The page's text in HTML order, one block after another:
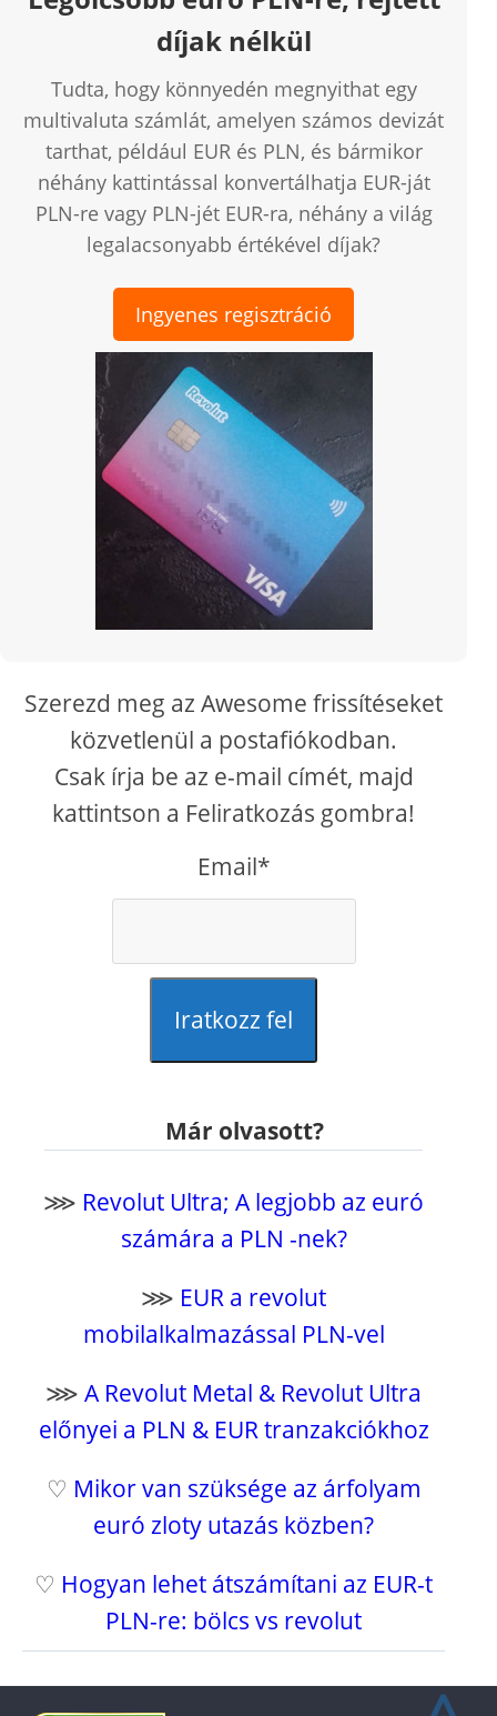
díjak nélkül
Tudta, hogy könnyedén megnyithat egy
multivaluta számlát, amelyen számos devizát
tarthat, például EUR és PLN, és bármikor
néhány kattintással konvertálhatja EUR-ját
PLN-re vagy PLN-jét EUR-ra, néhány a világ
legalacsonyabb értékével díjak?
Ingyenes regisztráció
Szerezd meg az Awesome frissítéseket
közvetlenül a postafiókodban.
Csak írja be az e-mail címét, majd
kattintson a Feliratkozás gombra!
Email*
Iratkozz fel
Már olvasott?
⋙ Revolut Ultra; A legjobb az euró
számára a PLN -nek?
⋙ EUR a revolut
mobilalkalmazással PLN-vel
⋙A Revolut Metal & Revolut Ultra
előnyei a PLN & EUR tranzakciókhoz
♡ Mikor van szüksége az árfolyam
euró zloty utazás közben?
♡ Hogyan lehet átszámítani az EUR-t
PLN-re: bölcs vs revolut